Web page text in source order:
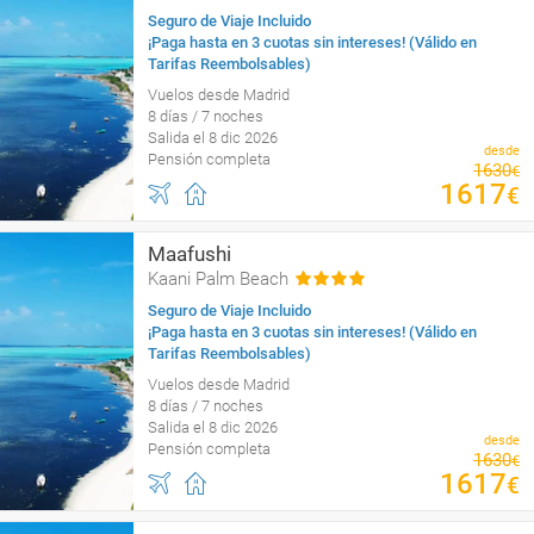
Seguro de Viaje Incluido
¡Paga hasta en 3 cuotas sin intereses! (Válido en
Tarifas Reembolsables)
Vuelos desde Madrid
8 días / 7 noches
Salida el 8 dic 2026
Pensión completa
desde
1630€
1617€
Maafushi
Kaani Palm Beach
Seguro de Viaje Incluido
¡Paga hasta en 3 cuotas sin intereses! (Válido en
Tarifas Reembolsables)
Vuelos desde Madrid
8 días / 7 noches
Salida el 8 dic 2026
Pensión completa
desde
1630€
1617€